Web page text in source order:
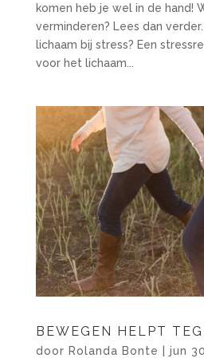
komen heb je wel in de hand!
verminderen? Lees dan
lichaam bij stress? Een
voor het lichaam...
BEWEGEN HELPT
door Rolanda Bonte | jun